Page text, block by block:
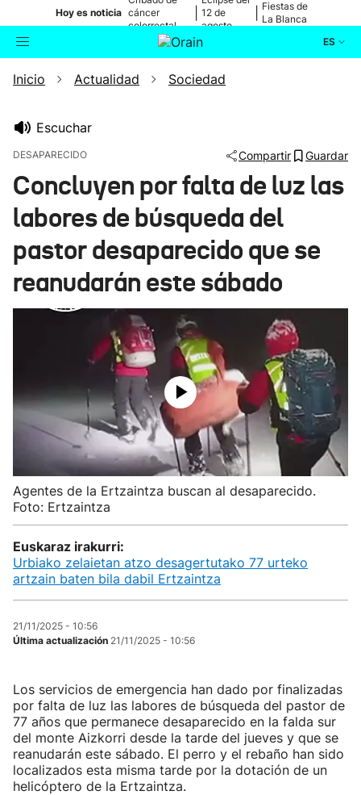
Hoy es noticia cáncer
colorrectal
12 de
agosto
Fiestas de
La Blanca
ES
Buscador Actualidad
Ikusmiran
Eguraldia
Inicio Actualidad Sociedad
Escuchar
DESAPARECIDO Compartir Guardar
Concluyen por falta de luz las
labores de búsqueda del
pastor desaparecido que se
reanudarán este sábado
Agentes de la Ertzaintza buscan al desaparecido.
Foto: Ertzaintza
Euskaraz irakurri:
Urbiako zelaietan atzo desagertutako 77 urteko
artzain baten bila dabil Ertzaintza
21/11/2025 - 10:56
Última actualización 21/11/2025 - 10:56
Los servicios de emergencia han dado por finalizadas
por falta de luz las labores de búsqueda del pastor de
77 años que permanece desaparecido en la falda sur
del monte Aizkorri desde la tarde del jueves y que se
reanudarán este sábado. El perro y el rebaño han sido
localizados esta misma tarde por la dotación de un
helicóptero de la Ertzaintza.